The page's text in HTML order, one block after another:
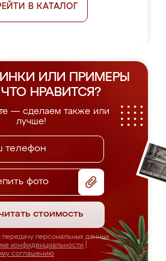
В КАТАЛОГ
ИЛИ ПРИМЕРЫ
ЧТО НРАВИТСЯ?
— сделаем также или
лучше!
фото
стоимость
персональных данных
конфиденциальности
соглашению